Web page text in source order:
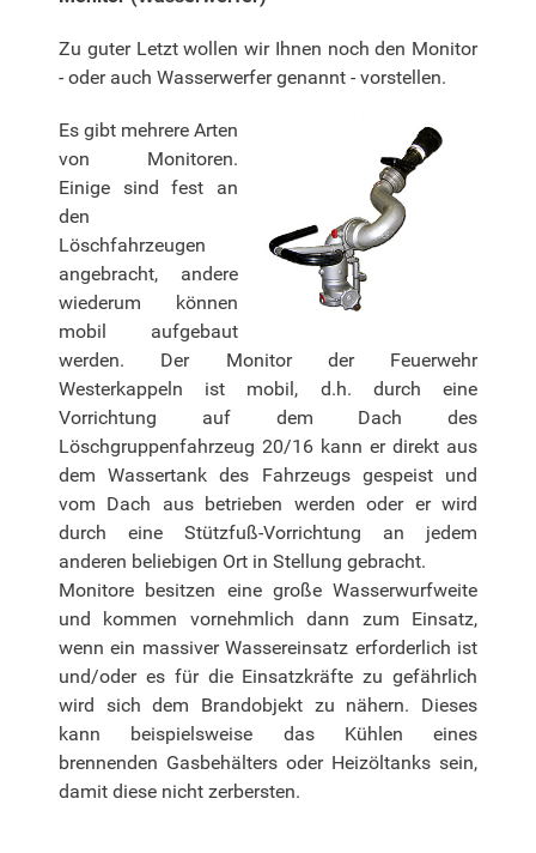
Zu guter Letzt wollen wir Ihnen noch den Monitor
- oder auch Wasserwerfer genannt - vorstellen.
Es gibt mehrere Arten
von Monitoren.
Einige sind fest an
den
Löschfahrzeugen
angebracht, andere
wiederum können
mobil aufgebaut
werden. Der Monitor der Feuerwehr
Westerkappeln ist mobil, d.h. durch eine
Vorrichtung auf dem Dach des
Löschgruppenfahrzeug 20/16 kann er direkt aus
dem Wassertank des Fahrzeugs gespeist und
vom Dach aus betrieben werden oder er wird
durch eine Stützfuß-Vorrichtung an jedem
anderen beliebigen Ort in Stellung gebracht.
Monitore besitzen eine große Wasserwurfweite
und kommen vornehmlich dann zum Einsatz,
wenn ein massiver Wassereinsatz erforderlich ist
und/oder es für die Einsatzkräfte zu gefährlich
wird sich dem Brandobjekt zu nähern. Dieses
kann beispielsweise das Kühlen eines
brennenden Gasbehälters oder Heizöltanks sein,
damit diese nicht zerbersten.